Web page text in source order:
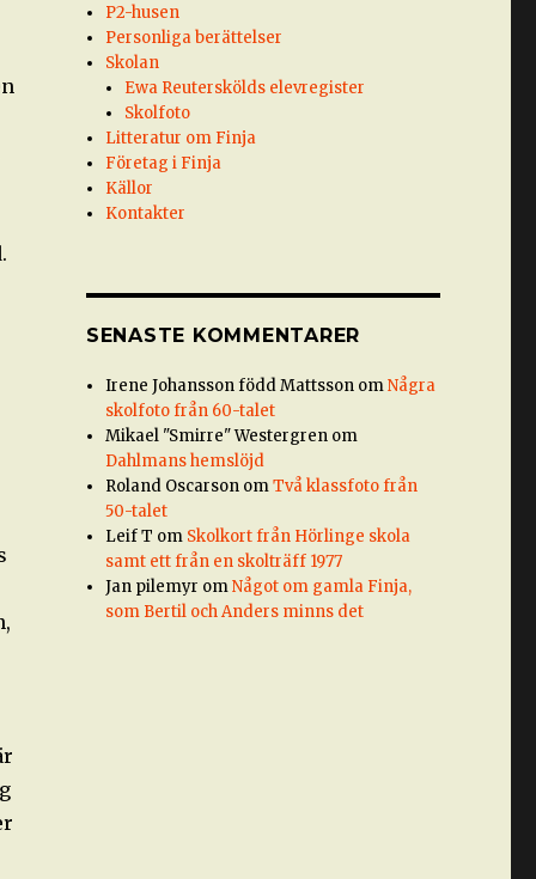
P2-husen
Personliga berättelser
Skolan
Ewa Reuterskölds elevregister
Skolfoto
Litteratur om Finja
Företag i Finja
Källor
Kontakter
SENASTE KOMMENTARER
Irene Johansson född Mattsson omNågra
skolfoto från 60-talet
Mikael "Smirre" Westergren om
Dahlmans hemslöjd
Roland Oscarson omTvå klassfoto från
50-talet
Leif T om Skolkort från Hörlinge skola
samt ett från en skolträff 1977
Jan pilemyr omNågot om gamla Finja,
som Bertil och Anders minns det